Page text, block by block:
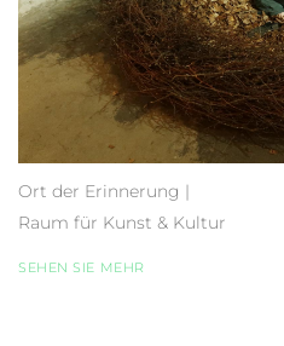
Ort der Erinnerung |
Raum für Kunst & Kultur
SEHEN SIE MEHR